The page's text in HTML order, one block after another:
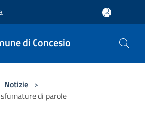
di Concesio
Notizie >
di parole